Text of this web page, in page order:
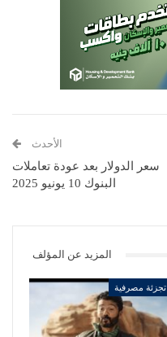
الأحدث
سعر الدولار بعد عودة تعاملات
البنوك 10 يونيو 2025
المزيد عن المؤلف
تجزئة مصرفية